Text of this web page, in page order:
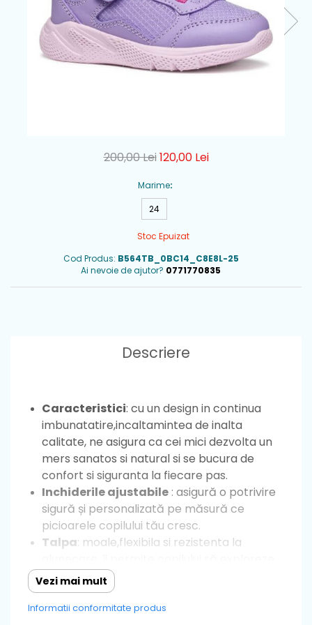
200,00 Lei120,00 Lei
Marime:
24
Stoc Epuizat
Cod Produs: B564TB_0BC14_C8E8L-25
Ai nevoie de ajutor? 0771770835
Descriere
Caracteristici: cu un design in continua
imbunatatire,incaltamintea de inalta
calitate, ne asigura ca cei mici dezvolta un
mers sanatos si natural si se bucura de
confort si siguranta la fiecare pas.
Inchiderile ajustabile : asigură o potrivire
sigură și personalizată pe măsură ce
picioarele copilului tău cresc.
Talpa: moale,flexibila si rezistenta la
și să meargă cu încredere datorită
stabilității, astfel nu exista riscul ca cei mici
sa se dezechilibreze.
Vezi mai mult
Informatii conformitate produs